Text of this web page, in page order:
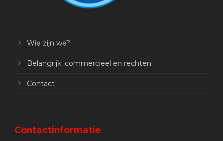
Wie zijn we?
Belangrijk: commercieel en rechten
Contact
Contactinformatie